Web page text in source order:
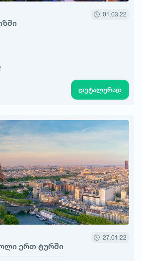
01.03.22
დეტალურად
ერთ ტურში
27.01.22